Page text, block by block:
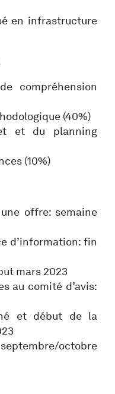
en infrastructure
compréhension
(40%)
et du planning
(10%)
offre: semaine
d’information: fin
mars 2023
au comité d’avis:
et début de la
octobre